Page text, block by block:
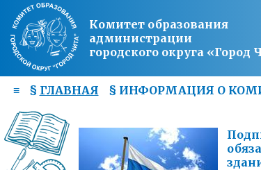
Комитет образования
администрации
городского округа «Город
≡ § ГЛАВНАЯ § ИНФОРМАЦИЯ О